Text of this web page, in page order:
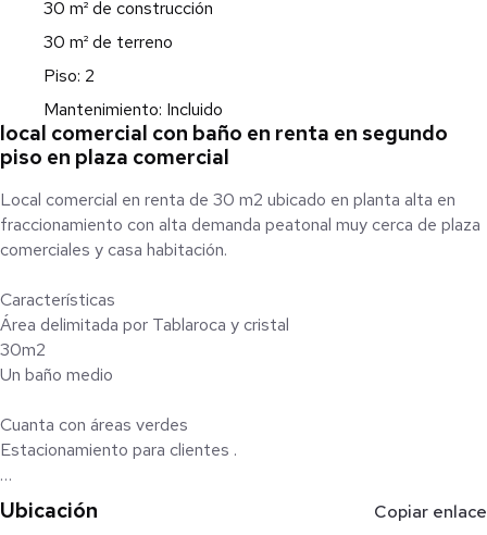
30 m² de construcción
30 m² de terreno
Piso: 2
Mantenimiento: Incluido
local comercial con baño en renta en segundo
piso en plaza comercial
Local comercial en renta de 30 m2 ubicado en planta alta en
fraccionamiento con alta demanda peatonal muy cerca de plaza
comerciales y casa habitación.
Características
Área delimitada por Tablaroca y cristal
30m2
Un baño medio
Cuanta con áreas verdes
Estacionamiento para clientes .
Requisitos
•Mes de renta
Ubicación Copiar enlace